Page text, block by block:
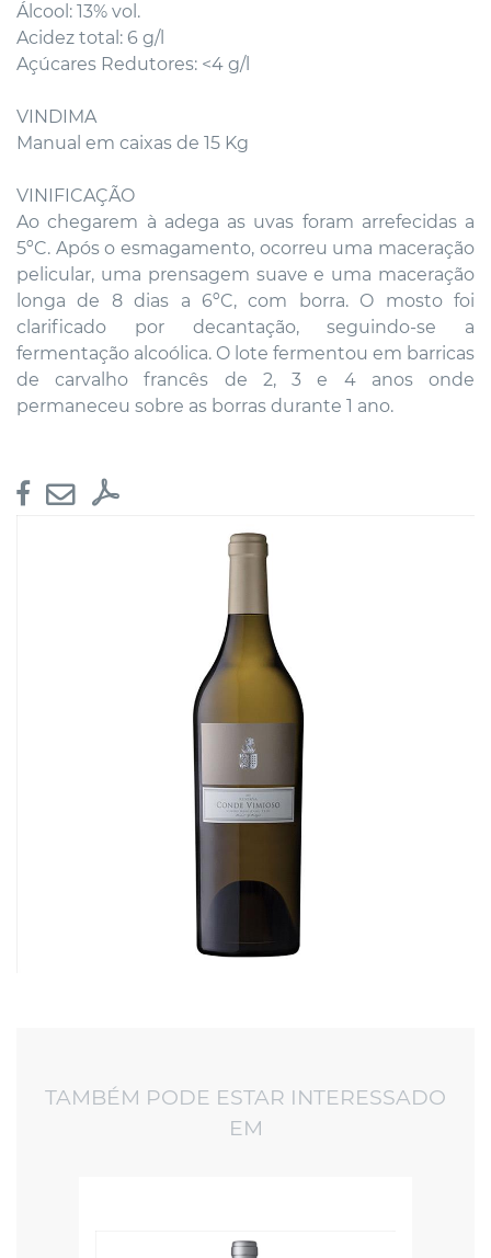
Álcool: 13% vol.
Acidez total: 6 g/l
Açúcares Redutores: <4 g/l
VINDIMA
Manual em caixas de 15 Kg
VINIFICAÇÃO
Ao chegarem à adega as uvas foram arrefecidas a
5ºC. Após o esmagamento, ocorreu uma maceração
pelicular, uma prensagem suave e uma maceração
longa de 8 dias a 6ºC, com borra. O mosto foi
clarificado por decantação, seguindo-se a
fermentação alcoólica. O lote fermentou em barricas
de carvalho francês de 2, 3 e 4 anos onde
permaneceu sobre as borras durante 1 ano.
TAMBÉM PODE ESTAR INTERESSADO
EM